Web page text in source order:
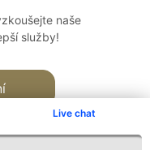
Live chat
naše
služby!